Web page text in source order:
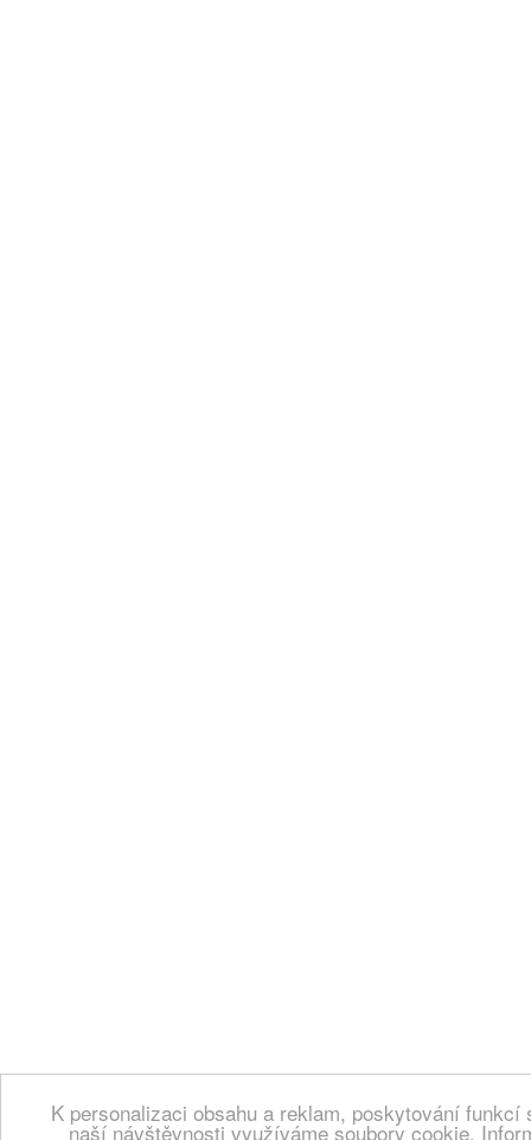
K personalizaci obsahu a reklam, poskytování
naší návštěvnosti využíváme soubory cookie.